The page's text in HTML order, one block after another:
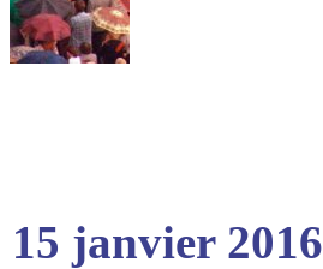
15 janvier 2016